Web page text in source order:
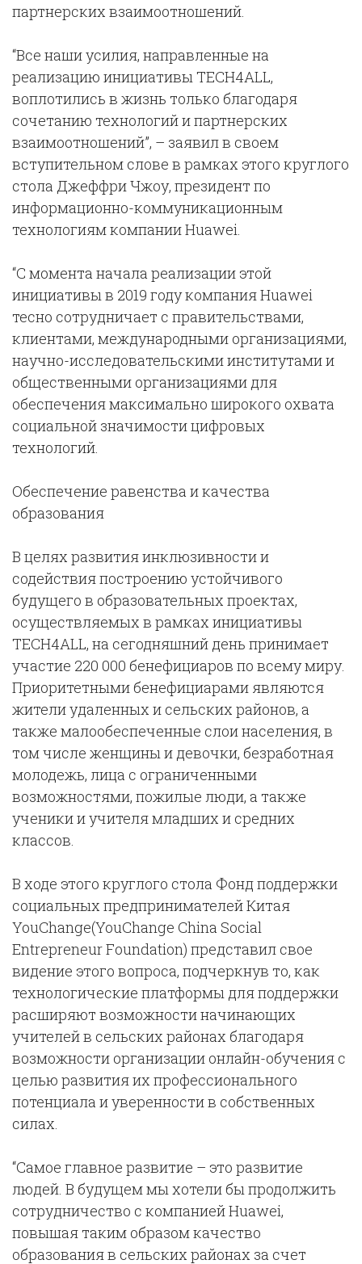
партнерских взаимоотношений.
“Все наши усилия, направленные на
реализацию инициативы TECH4ALL,
воплотились в жизнь только благодаря
сочетанию технологий и партнерских
взаимоотношений”, – заявил в своем
вступительном слове в рамках этого круглого
стола Джеффри Чжоу, президент по
информационно-коммуникационным
технологиям компании Huawei.
“С момента начала реализации этой
инициативы в 2019 году компания Huawei
тесно сотрудничает с правительствами,
клиентами, международными организациями,
научно-исследовательскими институтами и
общественными организациями для
обеспечения максимально широкого охвата
социальной значимости цифровых
технологий.
Обеспечение равенства и качества
образования
В целях развития инклюзивности и
содействия построению устойчивого
будущего в образовательных проектах,
осуществляемых в рамках инициативы
TECH4ALL, на сегодняшний день принимает
участие 220 000 бенефициаров по всему миру.
Приоритетными бенефициарами являются
жители удаленных и сельских районов, а
также малообеспеченные слои населения, в
том числе женщины и девочки, безработная
молодежь, лица с ограниченными
возможностями, пожилые люди, а также
ученики и учителя младших и средних
классов.
В ходе этого круглого стола Фонд поддержки
социальных предпринимателей Китая
YouChange(YouChange China Social
Entrepreneur Foundation) представил свое
видение этого вопроса, подчеркнув то, как
технологические платформы для поддержки
расширяют возможности начинающих
учителей в сельских районах благодаря
возможности организации онлайн-обучения с
целью развития их профессионального
потенциала и уверенности в собственных
силах.
“Самое главное развитие – это развитие
людей. В будущем мы хотели бы продолжить
сотрудничество с компанией Huawei,
повышая таким образом качество
образования в сельских районах за счет